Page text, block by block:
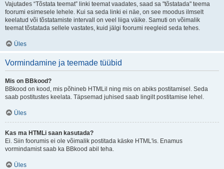
Vajutades “Tõstata teemat” linki teemat vaadates, saad sa "tõstatada" teema
foorumi esimesele lehele. Kui sa seda linki ei näe, on see moodus ilmselt
keelatud või tõstatamiste intervall on veel liiga väike. Samuti on võimalik
teemat tõstatada sellele vastates, kuid jälgi foorumi reegleid seda tehes.
Üles
Vormindamine ja teemade tüübid
Mis on BBkood?
BBkood on kood, mis põhineb HTMLil ning mis on abiks postitamisel. Seda
saab postitustes keelata. Täpsemad juhised saab lingilt postitamise lehel.
Üles
Kas ma HTMLi saan kasutada?
Ei. Siin foorumis ei ole võimalik postitada käske HTML'is. Enamus
vormindamist saab ka BBkood abil teha.
Üles